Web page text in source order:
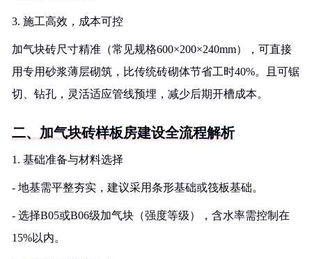
3. 施工高效，成本可控
加气块砖尺寸精准（常见规格600×200×240mm），可直接
用专用砂浆薄层砌筑，比传统砖砌体节省工时40%。且可锯
切、钻孔，灵活适应管线预埋，减少后期开槽成本。
二、加气块砖样板房建设全流程解析
1. 基础准备与材料选择
- 地基需平整夯实，建议采用条形基础或筏板基础。
- 选择B05或B06级加气块（强度等级），含水率需控制在
15%以内。